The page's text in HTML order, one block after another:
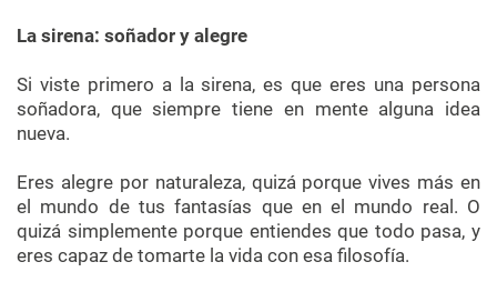
La sirena: soñador y alegre
Si viste primero a la sirena, es que eres una persona
soñadora, que siempre tiene en mente alguna idea
nueva.
Eres alegre por naturaleza, quizá porque vives más en
el mundo de tus fantasías que en el mundo real. O
quizá simplemente porque entiendes que todo pasa, y
eres capaz de tomarte la vida con esa filosofía.